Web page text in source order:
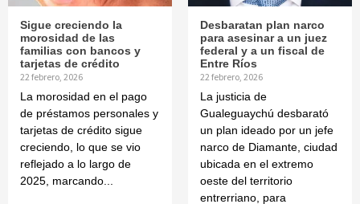
Sigue creciendo la
morosidad de las
familias con bancos y
tarjetas de crédito
22 febrero, 2026
La morosidad en el pago
de préstamos personales y
tarjetas de crédito sigue
creciendo, lo que se vio
reflejado a lo largo de
2025, marcando...
Desbaratan plan narco
para asesinar a un juez
federal y a un fiscal de
Entre Ríos
22 febrero, 2026
La justicia de
Gualeguaychú desbarató
un plan ideado por un jefe
narco de Diamante, ciudad
ubicada en el extremo
oeste del territorio
entrerriano, para